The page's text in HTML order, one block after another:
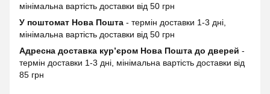
мінімальна вартість доставки від 50 грн
У поштомат Нова Пошта - термін доставки 1-3 дні,
мінімальна вартість доставки від 50 грн
Адресна доставка курʼєром Нова Пошта до дверей -
термін доставки 1-3 дні, мінімальна вартість доставки від
85 грн